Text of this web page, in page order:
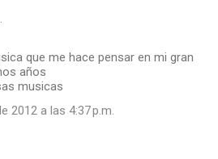
que me hace pensar en mi gran
años
musicas
2012 a las 4:37 p.m.